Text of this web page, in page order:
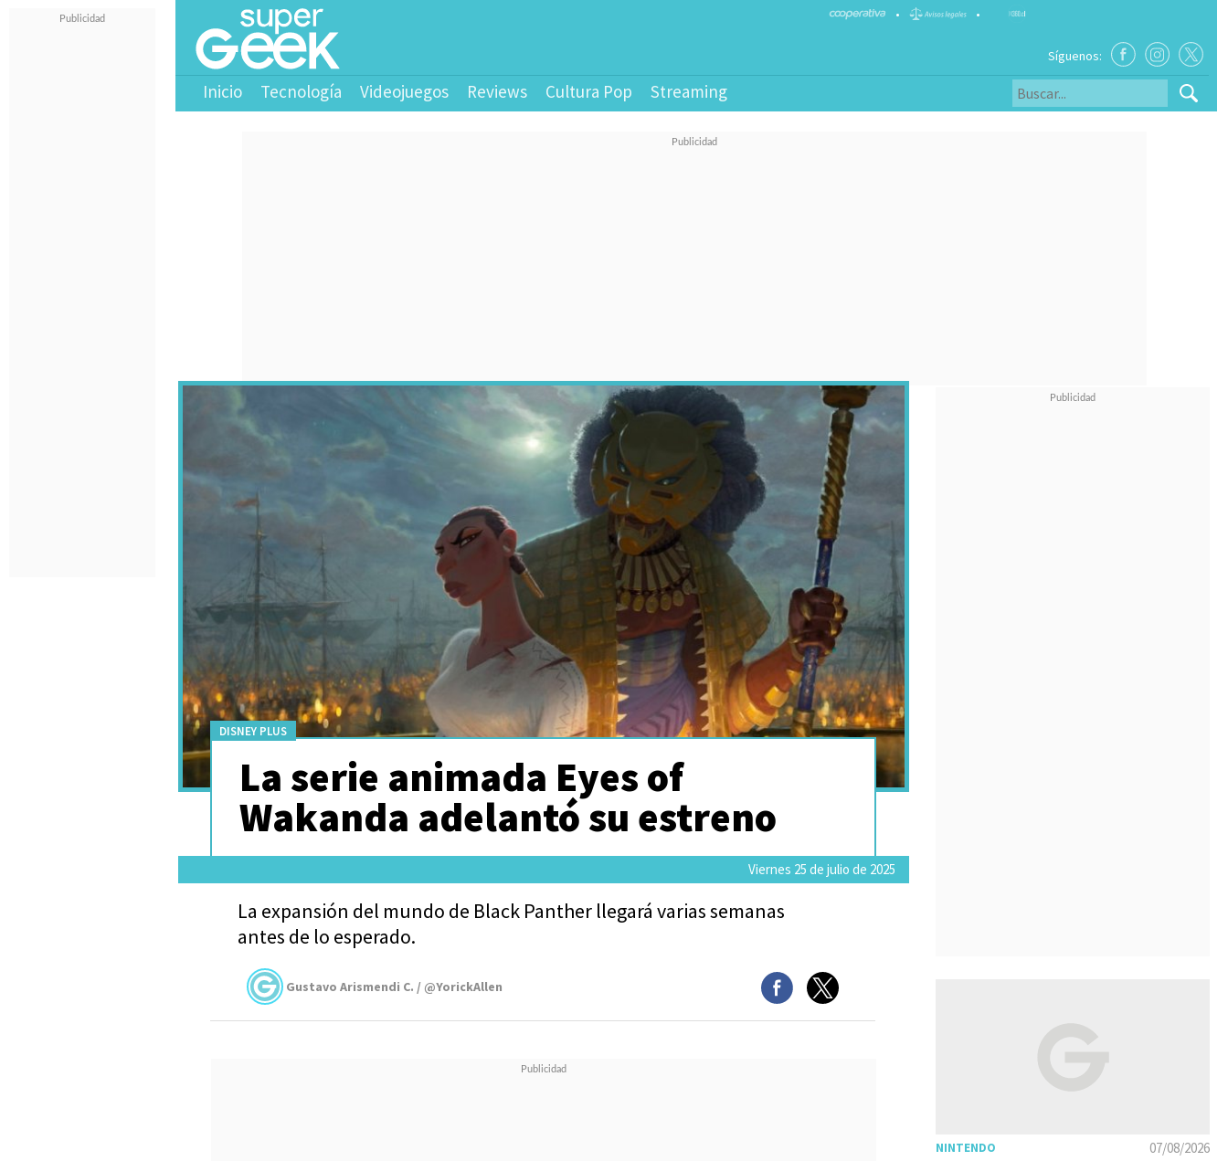
• •
Síguenos:
Inicio Tecnología Videojuegos Reviews Cultura Pop Streaming
DISNEY PLUS
La serie animada Eyes of
Wakanda adelantó su estreno
Viernes 25 de julio de 2025
La expansión del mundo de Black Panther llegará varias semanas
antes de lo esperado.
Gustavo Arismendi C. / @YorickAllen
07/08/2026
NINTENDO